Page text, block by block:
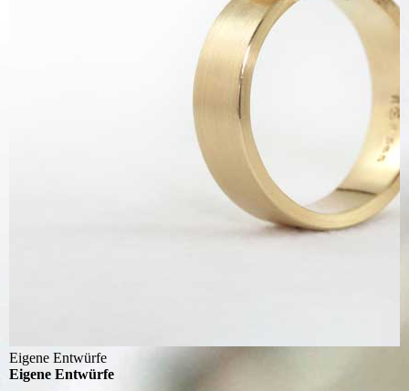
Eigene Entwürfe
Eigene Entwürfe